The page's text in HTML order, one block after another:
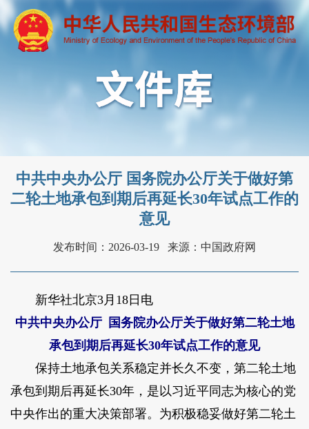
中共中央办公厅 国务院办公厅关于做好第
二轮土地承包到期后再延长30年试点工作的
意见
发布时间：2026-03-19 来源：中国政府网
新华社北京3月18日电
中共中央办公厅 国务院办公厅关于做好第二轮土地
承包到期后再延长30年试点工作的意见
保持土地承包关系稳定并长久不变，第二轮土地
承包到期后再延长30年，是以习近平同志为核心的党
中央作出的重大决策部署。为积极稳妥做好第二轮土